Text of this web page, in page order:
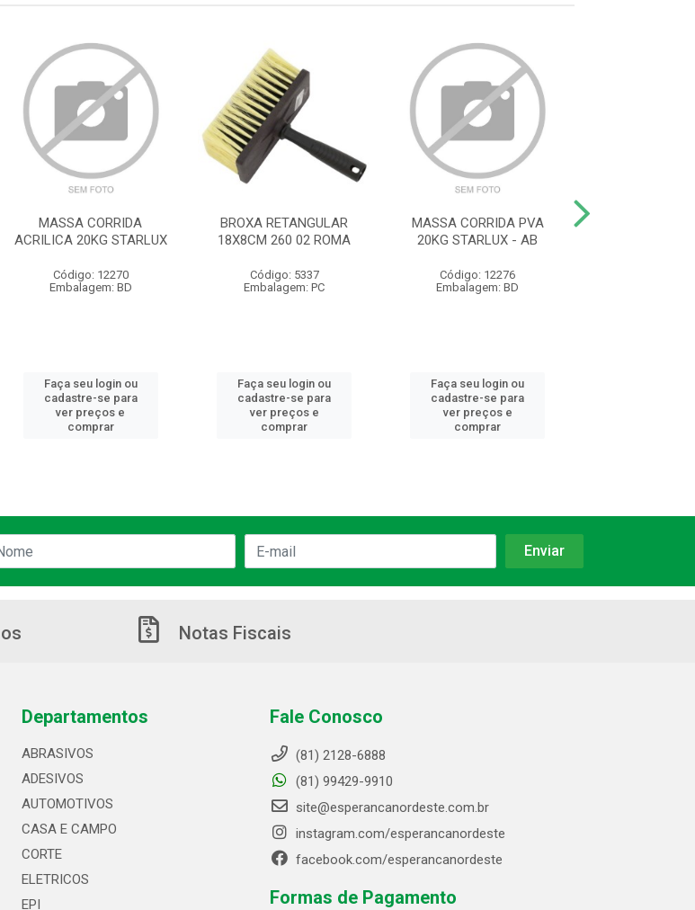
MASSA CORRIDA
ACRILICA 20KG STARLUX
Código: 12270
Embalagem: BD
Faça seu login ou
cadastre-se para
ver preços e
comprar
BROXA RETANGULAR
18X8CM 260 02 ROMA
Código: 5337
Embalagem: PC
Faça seu login ou
cadastre-se para
ver preços e
comprar
MASSA CORRIDA PVA
20KG STARLUX - AB
Código: 12276
Embalagem: BD
Faça seu login ou
cadastre-se para
ver preços e
comprar
Notas Fiscais
Departamentos
ABRASIVOS
ADESIVOS
AUTOMOTIVOS
CASA E CAMPO
CORTE
ELETRICOS
EPI
Fale Conosco
(81) 2128-6888
(81) 99429-9910
site@esperancanordeste.com.br
instagram.com/esperancanordeste
facebook.com/esperancanordeste
Formas de Pagamento